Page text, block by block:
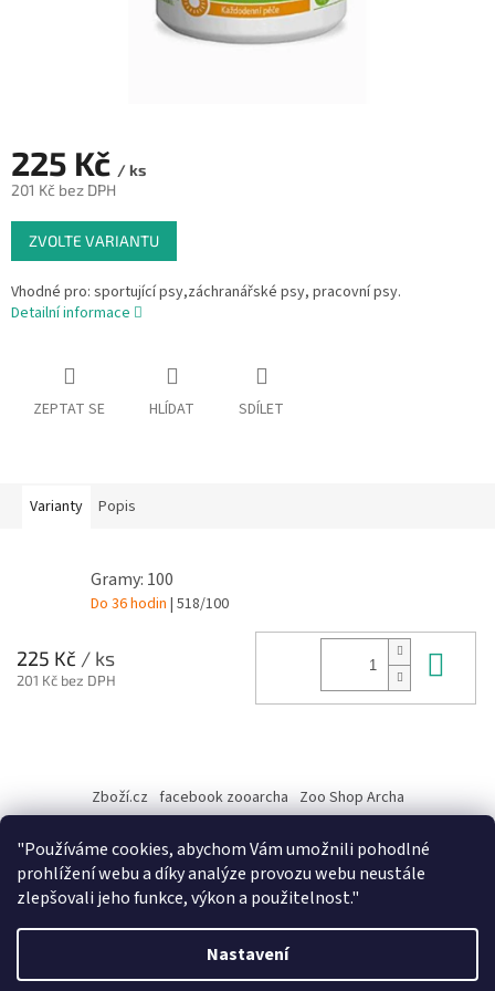
"Používáme cookies, abychom Vám umožnili pohodlné
prohlížení webu a díky analýze provozu webu neustále
zlepšovali jeho funkce, výkon a použitelnost."
Nastavení
225 Kč / ks
201 Kč bez DPH
Měrná
cena:
ZVOLTE VARIANTU
Vhodné pro: sportující psy,záchranářské psy, pracovní psy.
Detailní informace
ZEPTAT SE HLÍDAT SDÍLET
Varianty Popis
Gramy: 100
Do 36 hodin | 518/100
225 Kč / ks
201 Kč bez DPH
p
Zboží.cz facebook zooarcha Zoo Shop Archa
KRMIVA ENERGYS pro koně - GRANULE